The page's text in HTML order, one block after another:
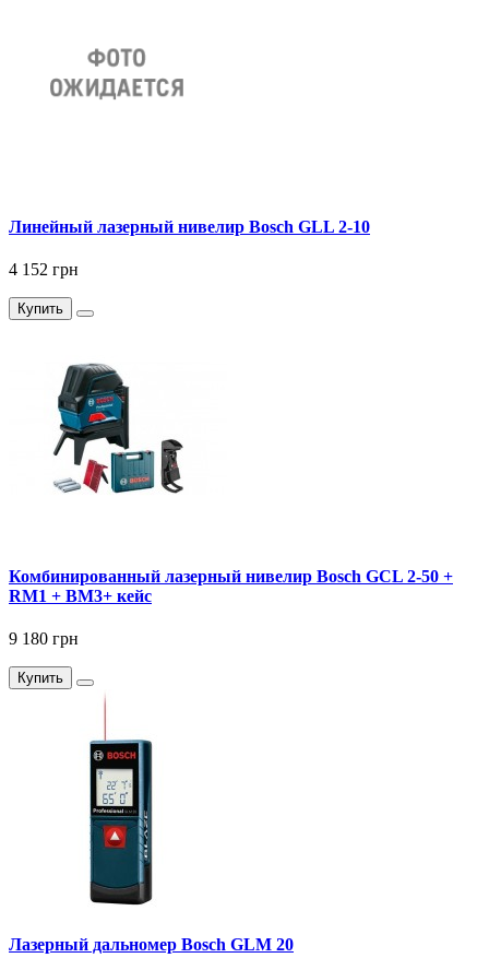
Линейный лазерный нивелир Bosch GLL 2-10
4 152 грн
Купить
Комбинированный лазерный нивелир Bosch GCL 2-50 +
RM1 + BM3+ кейс
9 180 грн
Купить
Лазерный дальномер Bosch GLM 20